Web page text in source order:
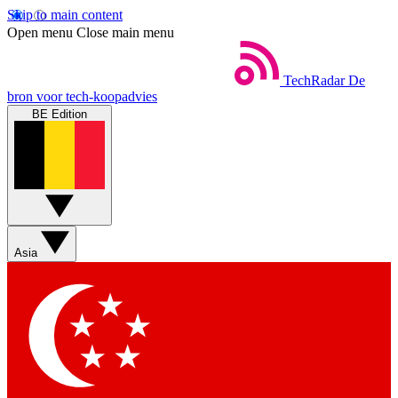
Skip to main content
Open menu Close main menu
TechRadar De
bron voor tech-koopadvies
BE Edition
Asia